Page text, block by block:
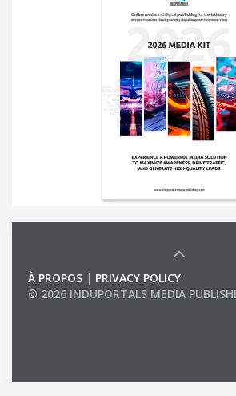
À PROPOS | PRIVACY POLICY
© 2026 INDUPORTALS MEDIA